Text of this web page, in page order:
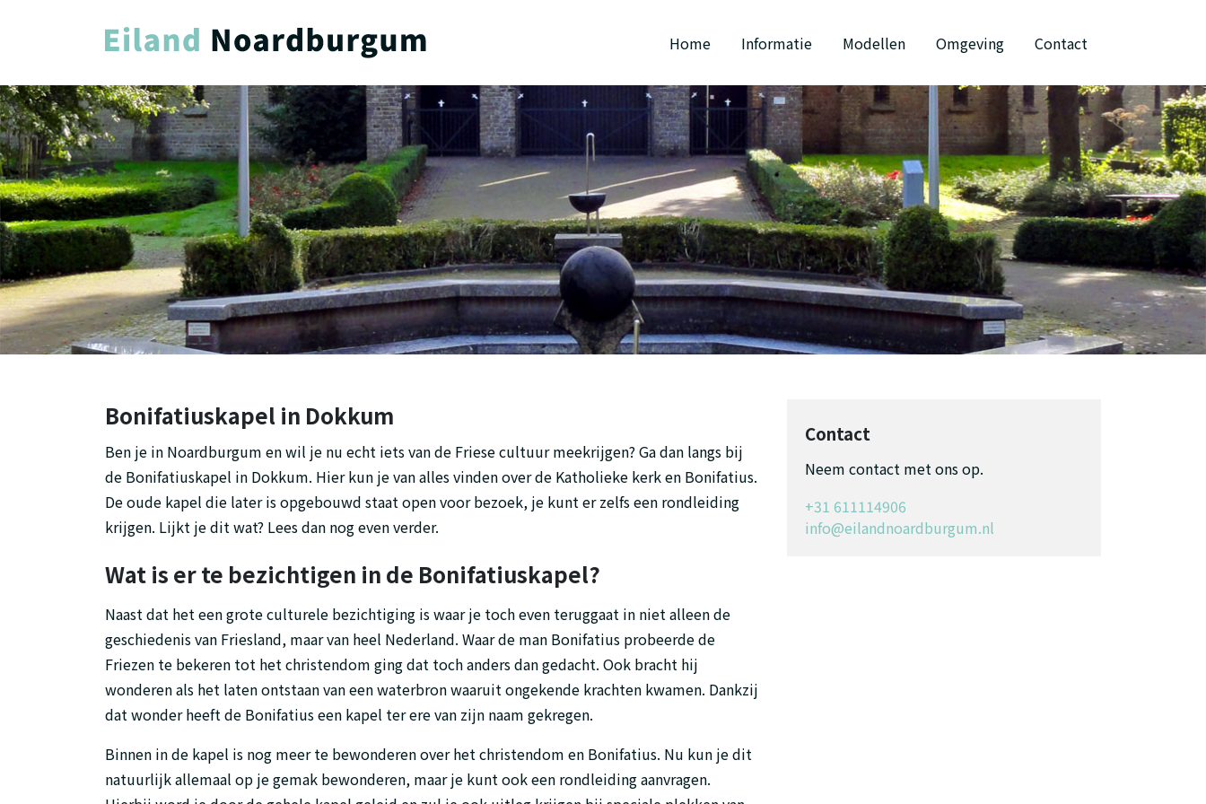
Home Informatie Modellen Omgeving Contact
Bonifatiuskapel in Dokkum
Ben je in Noardburgum en wil je nu echt iets van de Friese cultuur meekrijgen? Ga dan langs bij
de Bonifatiuskapel in Dokkum. Hier kun je van alles vinden over de Katholieke kerk en Bonifatius.
De oude kapel die later is opgebouwd staat open voor bezoek, je kunt er zelfs een rondleiding
krijgen. Lijkt je dit wat? Lees dan nog even verder.
Wat is er te bezichtigen in de Bonifatiuskapel?
Naast dat het een grote culturele bezichtiging is waar je toch even teruggaat in niet alleen de
geschiedenis van Friesland, maar van heel Nederland. Waar de man Bonifatius probeerde de
Friezen te bekeren tot het christendom ging dat toch anders dan gedacht. Ook bracht hij
wonderen als het laten ontstaan van een waterbron waaruit ongekende krachten kwamen. Dankzij
dat wonder heeft de Bonifatius een kapel ter ere van zijn naam gekregen.
Binnen in de kapel is nog meer te bewonderen over het christendom en Bonifatius. Nu kun je dit
natuurlijk allemaal op je gemak bewonderen, maar je kunt ook een rondleiding aanvragen.
Contact
Neem contact met ons op.
+31 611114906
info@eilandnoardburgum.nl